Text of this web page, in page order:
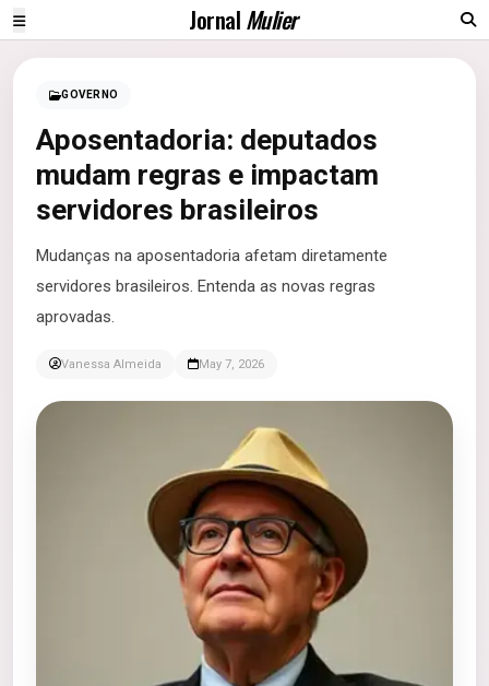
JornalMulier
GOVERNO
Aposentadoria: deputados
mudam regras e impactam
servidores brasileiros
Mudanças na aposentadoria afetam diretamente
servidores brasileiros. Entenda as novas regras
aprovadas.
Vanessa Almeida May 7, 2026